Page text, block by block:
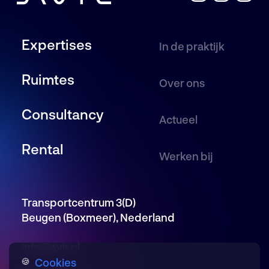
Nieuws en Blogs
(Boxmeer)
KvK: 86863398
IBAN: NL58 RABO 0198 6716 95
Expertises
Ruimtes
Consultancy
Rental
In de praktijk
Over ons
Actueel
Werken bij
Transportcentrum 3(D)
Beugen (Boxmeer), Nederland
info@avir.nl
🍪 Cookies